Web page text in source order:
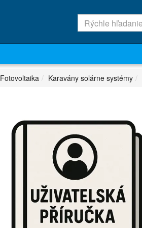
Fotovoltaika Karavány solárne systémy